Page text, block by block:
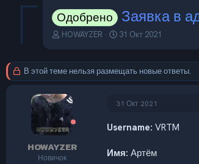
Одобрено Заявка в
А
е
м
ы
HOWAYZER
Д
ч
а
31 Окт 2021
В этой теме нельзя размещать новые ответы.
HOWAYZER
Новичок
31 Окт 2021
Username: VRTM
Имя: Артём